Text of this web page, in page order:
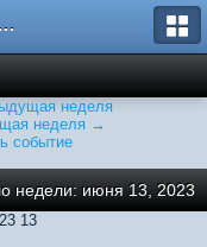
"Катера и Яхты"
неделя
неделя →
событие
недели: июня 13, 2023
13